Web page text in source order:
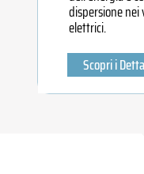
dispersione nei
elettrici.
Scopri i